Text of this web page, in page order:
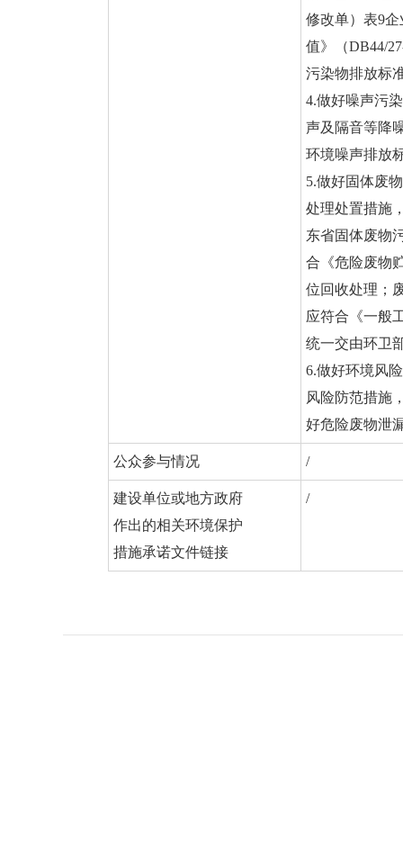
修改单）表9
值》（DB44/
污染物排放标
4.做好噪声污
声及隔音等降
环境噪声排放
5.做好固体废
处理处置措施
东省固体废物
合《危险废物
位回收处理；
应符合《一般
统一交由环卫
6.做好环境风
风险防范措施
好危险废物泄
公众参与情况 /
建设单位或地方政府
作出的相关环境保护
措施承诺文件链接
/